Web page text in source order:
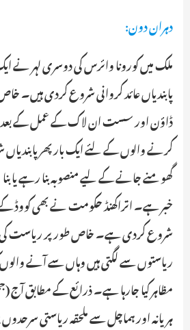
دہران دون:
ملک میں کورونا وائرس کی دوسری لہر نے
پابندیاں عائد کروانی شروع کردی ہیں۔
ڈاؤن اور سست ان لاک کے عمل کے بعد
کرنے والوں کے لئے ایک بار پھر پابندیاں
گھومنے جانے کے لیے منصوبہ بنا رہے یا
خبر ہے۔ اتراکھنڈ حکومت نے بھی کووڈ
شروع کردی ہے۔ خاص طور پر ریاست
ریاستوں سے لگتی ہیں وہاں سے آنے والوں
مظاہر کیا جارہا ہے۔ ذرائع کے مطابق
ہریانہ اور ہماچل سے ملحقہ ریاستی